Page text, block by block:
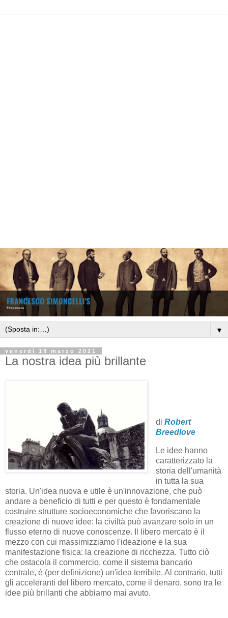
▼
venerdì 19 marzo 2021
La nostra idea più brillante
di Robert
Breedlove
Le idee hanno
caratterizzato la
storia dell'umanità
in tutta la sua
storia. Un'idea nuova e utile è un'innovazione, che può
andare a beneficio di tutti e per questo è fondamentale
costruire strutture socioeconomiche che favoriscano la
creazione di nuove idee: la civiltà può avanzare solo in un
flusso eterno di nuove conoscenze. Il libero mercato è il
mezzo con cui massimizziamo l'ideazione e la sua
manifestazione fisica: la creazione di ricchezza. Tutto ciò
che ostacola il commercio, come il sistema bancario
centrale, è (per definizione) un'idea terribile. Al contrario, tutti
gli acceleranti del libero mercato, come il denaro, sono tra le
idee più brillanti che abbiamo mai avuto.